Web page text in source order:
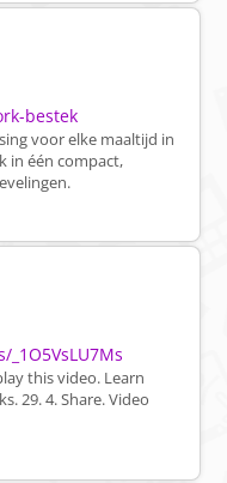
bestek
voor elke maaltijd in
in één compact,
this video. Learn
29. 4. Share. Video